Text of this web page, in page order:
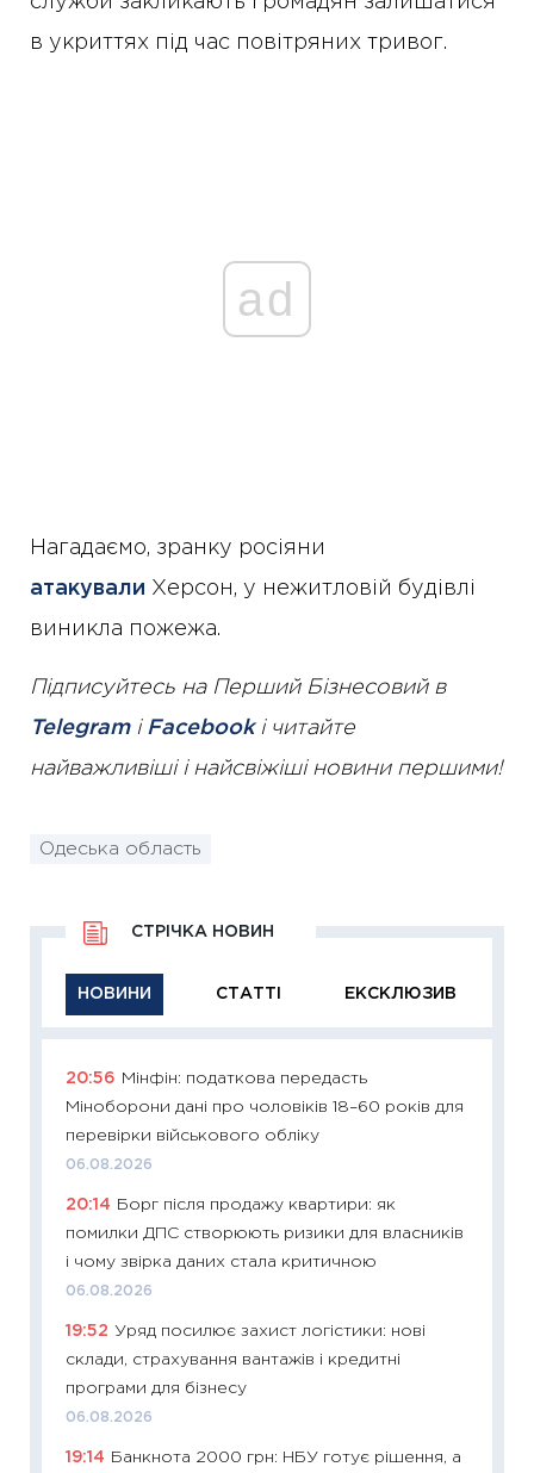
в укриттях під час повітряних тривог.
ad
Нагадаємо, зранку росіяни
атакували Херсон, у нежитловій будівлі
виникла пожежа.
Підписуйтесь на Перший Бізнесовий в
Telegramі Facebookі читайте
найважливіші і найсвіжіші новини першими!
Одеська область
НОВИНИ СТАТТІ ЕКСКЛЮЗИВ
СТРІЧКА НОВИН
20:56
Мінфін: податкова передасть
Міноборони дані про чоловіків 18–60 років для
перевірки військового обліку
06.08.2026
20:14
Борг після продажу квартири: як
помилки ДПС створюють ризики для власників
і чому звірка даних стала критичною
06.08.2026
19:52 Уряд посилює захист логістики: нові
склади, страхування вантажів і кредитні
програми для бізнесу
06.08.2026
19:14 Банкнота 2000 грн: НБУ готує рішення, а